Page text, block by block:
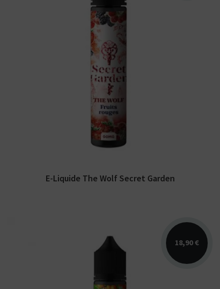
Arômes : fruits rouges, fraicheur. E-liquide
Secret Garden. Disponible en 50 ml sans
E-Liquide The Wolf Secret Garden
18,90 €